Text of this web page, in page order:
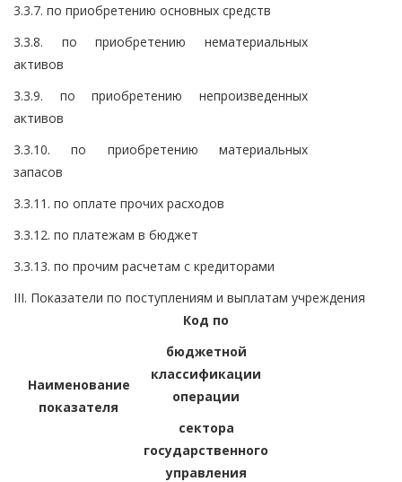
3.3.7. по приобретению основных средств
3.3.8. по приобретению нематериальных
активов
3.3.9. по приобретению непроизведенных
активов
3.3.10. по приобретению материальных
запасов
3.3.11. по оплате прочих расходов
3.3.12. по платежам в бюджет
3.3.13. по прочим расчетам с кредиторами
III. Показатели по поступлениям и выплатам учреждения
Наименование
показателя
Код по
бюджетной
классификации
операции
сектора
государственного
управления